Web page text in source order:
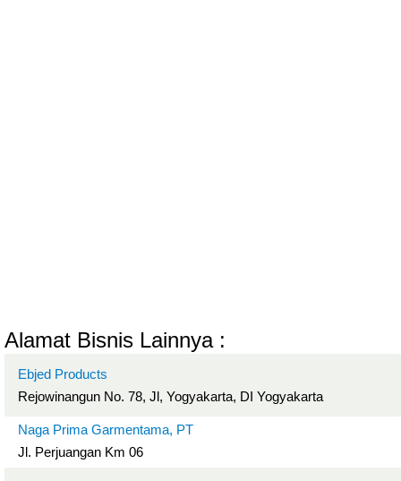
Alamat Bisnis Lainnya :
Ebjed Products
Rejowinangun No. 78, Jl, Yogyakarta, DI Yogyakarta
Naga Prima Garmentama, PT
Jl. Perjuangan Km 06